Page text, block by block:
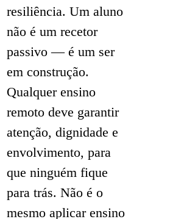
resiliência. Um aluno
não é um recetor
passivo — é um ser
em construção.
Qualquer ensino
remoto deve garantir
atenção, dignidade e
envolvimento, para
que ninguém fique
para trás. Não é o
mesmo aplicar ensino